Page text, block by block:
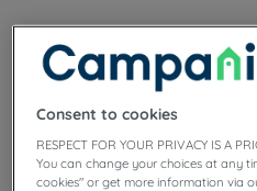
Consent to cookies
RESPECT FOR YOUR PRIVACY IS A
You can change your choices at any
cookies" or get more information via